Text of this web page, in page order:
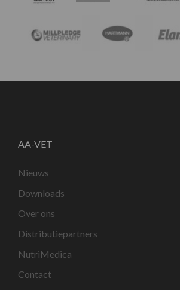
AA-VET
Nieuws
Downloads
Over ons
Distributiepartners
NutriMedica
Contact